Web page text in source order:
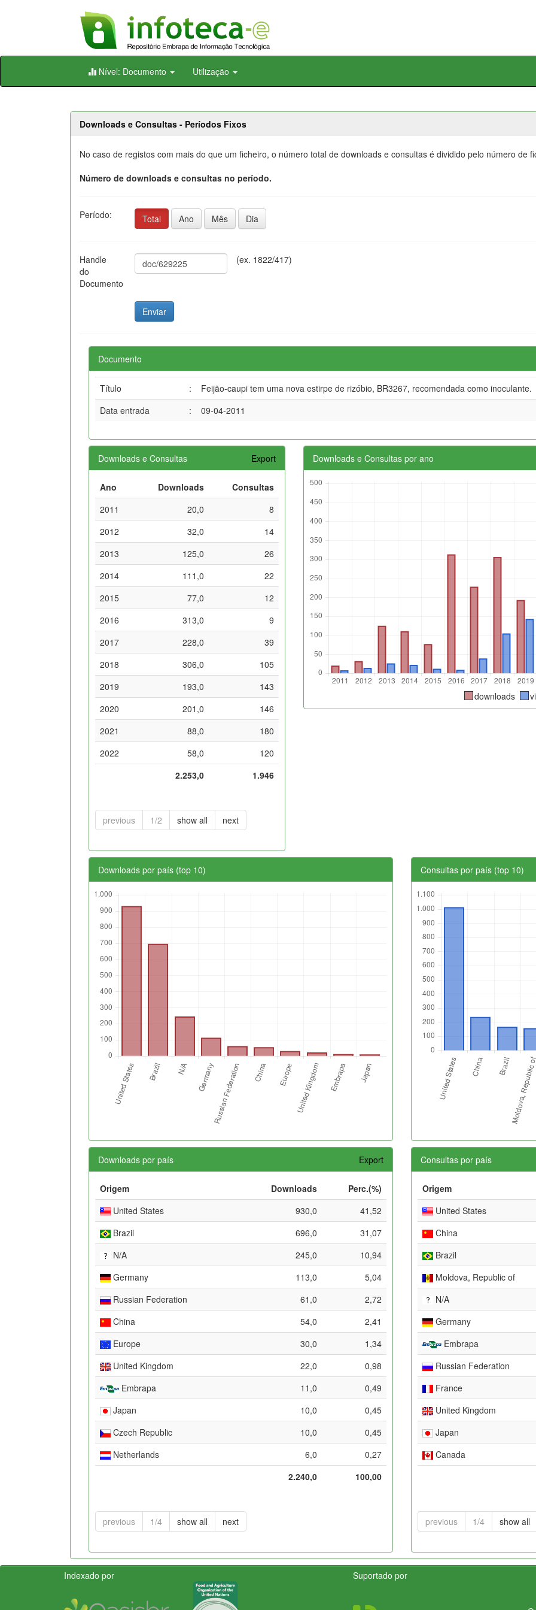
Skip
Nível: Documento Utilização
Downloads e Consultas - Períodos Fixos
No caso de registos com mais do que um ficheiro, o número total de downloads e consultas é dividido pelo número de
Número de downloads e consultas no período.
Período: Total Ano Mês Dia
Handle
do
Documento
(ex. 1822/417)
Documento
Título :
Feijão-caupi tem uma nova estirpe de rizóbio, BR3267, recomendada como inoculante.
Data entrada
: 09-04-2011
Downloads e Consultas Export
Ano Downloads
Consultas
2011
20,0
8
2012
32,0
14
2013
125,0
26
2014
111,0
22
2015
77,0
12
2016
313,0
9
2017
228,0
39
2018
306,0
105
2019
193,0
143
2020
201,0
146
2021
88,0
180
2022
58,0
120
2.253,0
1.946
previous 1/2 show all next
Downloads e Consultas por ano
downloads
Downloads por país (top 10) Consultas por país (top 10)
Downloads por país Export
Origem Downloads
Perc.(%)
United States
930,0
41,52
Brazil
696,0
31,07
N/A
245,0
10,94
Germany
113,0
5,04
Russian Federation
61,0
2,72
China
54,0
2,41
Europe
30,0
1,34
United Kingdom
22,0
0,98
Embrapa
11,0
0,49
Japan
10,0
0,45
Czech Republic
10,0
0,45
Netherlands
6,0
0,27
2.240,0
100,00
previous 1/4 show all next
Consultas por país
Origem
United States
China
Brazil
Moldova, Republic of
N/A
Germany
Embrapa
Russian Federation
France
United Kingdom
Japan
Canada
previous 1/4 show all
Indexado por Suportado por